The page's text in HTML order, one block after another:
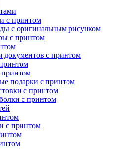
с принтом
с оригинальным рисунком
с принтом
документов с принтом
подарки с принтом
с принтом
с принтом
с принтом